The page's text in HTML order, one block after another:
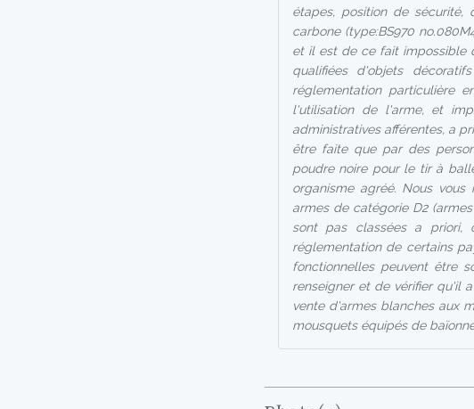
étapes, position de sécurité,
carbone (type:BS970
et il est de ce fait impossible
qualifiées d'objets
réglementation particulière
l'utilisation de l'arme, et
administratives afférentes, a
être faite que par des
poudre noire pour le tir à
organisme agréé. Nous
armes de catégorie D2
sont pas classées a priori,
réglementation de certains
fonctionnelles peuvent être
renseigner et de vérifier qu'il
vente d'armes blanches aux
mousquets équipés de